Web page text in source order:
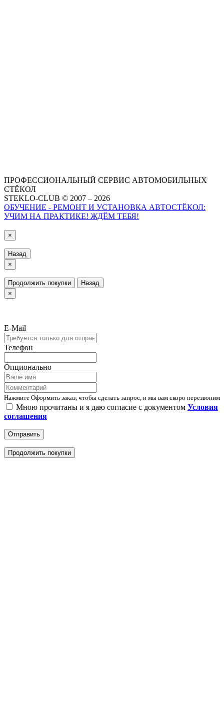
ПРОФЕССИОНАЛЬНЫЙ СЕРВИС АВТОМОБИЛЬНЫХ
СТЁКОЛ
STEKLO-CLUB © 2007 – 2026
ОБУЧЕНИЕ - РЕМОНТ И УСТАНОВКА АВТОСТЁКОЛ:
УЧИМ НА ПРАКТИКЕ! ЖДЁМ ТЕБЯ!
×
Назад
×
Продолжить покупки
Назад
×
E-Mail
Телефон
Опционально
Нажмите Оформить заказ, чтобы сделать запрос, и мы вам скоро перезвоним
Мною прочитаны и я даю согласие с документом Условия
соглашения
Отправить
Продолжить покупки